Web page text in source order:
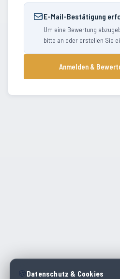
E-Mail-Bestätigung
Um eine Bewertung
bitte an oder erstellen Sie
Anmelden &
🍪 Datenschutz & Cookies